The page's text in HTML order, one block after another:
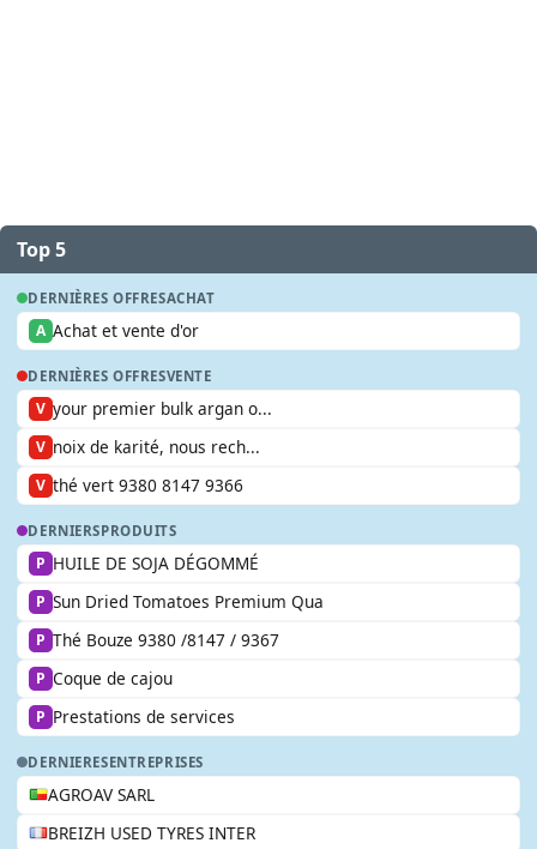
Top 5
DERNIÈRES OFFRESACHAT
A Achat et vente d'or
DERNIÈRES OFFRESVENTE
V your premier bulk argan o...
V noix de karité, nous rech...
V thé vert 9380 8147 9366
DERNIERSPRODUITS
P HUILE DE SOJA DÉGOMMÉ
P Sun Dried Tomatoes Premium Qua
P Thé Bouze 9380 /8147 / 9367
P Coque de cajou
P Prestations de services
DERNIERESENTREPRISES
AGROAV SARL
BREIZH USED TYRES INTER